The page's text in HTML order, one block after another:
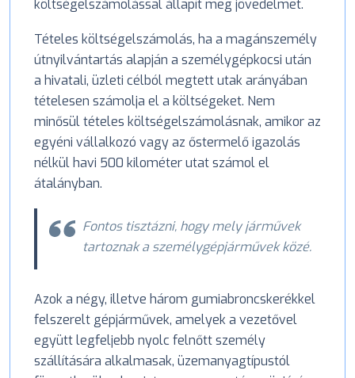
költségelszámolással állapít meg jövedelmet.
Tételes költségelszámolás, ha a magánszemély
útnyilvántartás alapján a személygépkocsi után
a hivatali, üzleti célból megtett utak arányában
tételesen számolja el a költségeket. Nem
minősül tételes költségelszámolásnak, amikor az
egyéni vállalkozó vagy az őstermelő igazolás
nélkül havi 500 kilométer utat számol el
átalányban.
Fontos tisztázni, hogy mely járművek
tartoznak a személygépjárművek közé.
Azok a négy, illetve három gumiabroncskerékkel
felszerelt gépjárművek, amelyek a vezetővel
együtt legfeljebb nyolc felnőtt személy
szállítására alkalmasak, üzemanyagtípustól